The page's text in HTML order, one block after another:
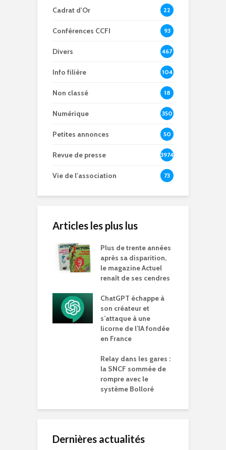
Cadrat d'Or 22
Conférences CCFI 93
Divers 467
Info filière
104
6
Non classé 18
Numérique 350
Petites annonces 50
Revue de presse 3974
Vie de l'association 73
Articles les plus lus
Plus de trente années
après sa disparition,
le magazine Actuel
renaît de ses cendres
ChatGPT échappe à
son créateur et
s’attaque à une
licorne de l’IA fondée
en France
Relay dans les gares :
la SNCF sommée de
rompre avec le
système Bolloré
Dernières actualités